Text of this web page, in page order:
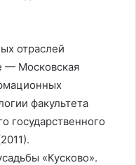
отраслей
— Московская
факультета
государственного
«Кусково».